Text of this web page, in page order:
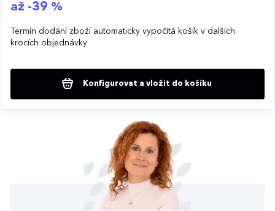
až -39 %
Termín dodání zboží automaticky vypočítá košík v dalších
krocích objednávky
Konfigurovat a vložit do košíku